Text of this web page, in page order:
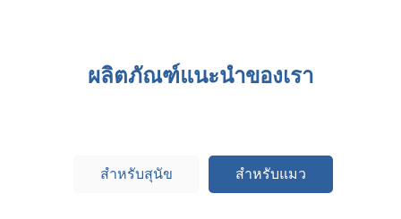
ผลิตภัณฑ์แนะนำของเรา
สำหรับสุนัข สำหรับแมว